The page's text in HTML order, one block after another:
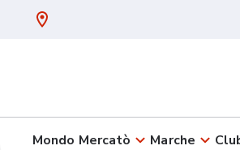
Mondo Mercatò Marche